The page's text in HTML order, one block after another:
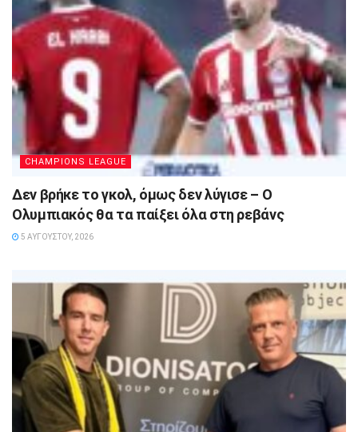
CHAMPIONS LEAGUE
Δεν βρήκε το γκολ, όμως δεν λύγισε – Ο
Ολυμπιακός θα τα παίξει όλα στη ρεβάνς
5 ΑΥΓΟΎΣΤΟΥ, 2026